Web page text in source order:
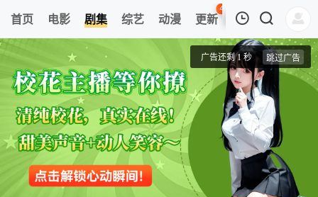
首页 电影 剧集 综艺 动漫 更新
44
热榜 APP
我的观影记录
5
机智住院医生生活
清空